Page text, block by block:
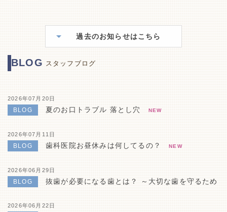
過去のお知らせはこちら
BLOG スタッフブログ
2026年07月20日
BLOG 夏のお口トラブル 落とし穴 NEW
2026年07月11日
BLOG 歯科医院お昼休みは何してるの？ NEW
2026年06月29日
BLOG 抜歯が必要になる歯とは？ ～大切な歯を守るため
2026年06月22日